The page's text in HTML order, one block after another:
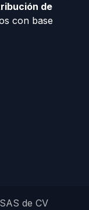
de
con base
de CV